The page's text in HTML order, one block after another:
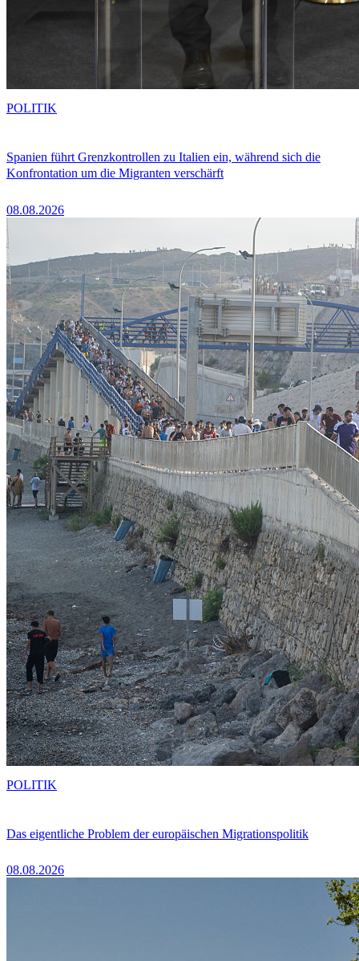
Spanien führt Grenzkontrollen zu Italien ein, während sich die
Konfrontation um die Migranten verschärft
08.08.2026
POLITIK
Das eigentliche Problem der europäischen Migrationspolitik
08.08.2026
POLITIK